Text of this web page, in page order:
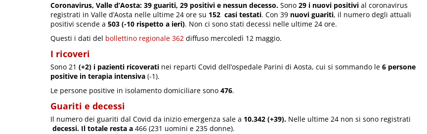
Coronavirus, Valle d’Aosta: 39 guariti, 29 positivi e nessun decesso. Sono 29 i nuovi positivi al coronavirus
registrati in Valle d’Aosta nelle ultime 24 ore su 152 casi testati. Con 39 nuovi guariti, il numero degli attuali
positivi scende a 503 (-10 rispetto a ieri). Non ci sono stati decessi nelle ultime 24 ore.
Questi i dati del bollettino regionale 362 diffuso mercoledì 12 maggio.
I ricoveri
Sono 21 (+2) i pazienti ricoverati nei reparti Covid dell’ospedale Parini di Aosta, cui si sommando le 6 persone
positive in terapia intensiva (-1).
Le persone positive in isolamento domiciliare sono 476.
Guariti e decessi
Il numero dei guariti dal Covid da inizio emergenza sale a 10.342 (+39). Nelle ultime 24 non si sono registrati
decessi. Il totale resta a 466 (231 uomini e 235 donne).